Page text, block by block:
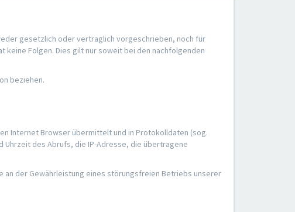
gesetzlich oder vertraglich vorgeschrieben, noch für
Folgen. Dies gilt nur soweit bei den nachfolgenden
beziehen.
Internet Browser übermittelt und in Protokolldaten (sog.
Uhrzeit des Abrufs, die IP-Adresse, die übertragene
an der Gewährleistung eines störungsfreien Betriebs unserer